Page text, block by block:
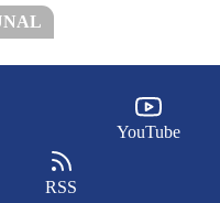
YouTube
RSS